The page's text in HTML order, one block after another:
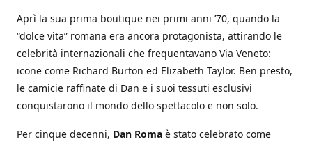
Aprì la sua prima boutique nei primi anni ’70, quando la
“dolce vita” romana era ancora protagonista, attirando le
celebrità internazionali che frequentavano Via Veneto:
icone come Richard Burton ed Elizabeth Taylor. Ben presto,
le camicie raffinate di Dan e i suoi tessuti esclusivi
conquistarono il mondo dello spettacolo e non solo.
Per cinque decenni, Dan Roma è stato celebrato come